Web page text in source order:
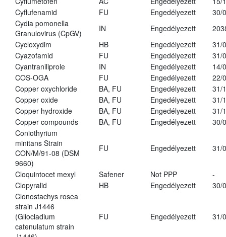
Cyflufenamid
FU Engedélyezett
30/
Cydia pomonella
Granulovirus (CpGV)
IN Engedélyezett
Cycloxydim
HB Engedélyezett
31/
Cyazofamid
FU Engedélyezett
31/
Cyantraniliprole
IN Engedélyezett
14/
COS-OGA
FU Engedélyezett
22/
Copper oxychloride
BA, FU Engedélyezett
31/
Copper oxide
BA, FU Engedélyezett
31/
Copper hydroxide
BA, FU Engedélyezett
31/
Copper compounds
BA, FU Engedélyezett
30/
Coniothyrium
minitans Strain
CON/M/91-08 (DSM
9660)
FU Engedélyezett 31/
Cloquintocet mexyl Safener Not PPP
-
Clopyralid
HB Engedélyezett
30/
Clonostachys rosea
strain J1446
(Gliocladium
catenulatum strain
FU Engedélyezett 31/